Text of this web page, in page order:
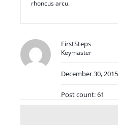
rhoncus arcu.
FirstSteps
Keymaster
December 30,
Post count: 61